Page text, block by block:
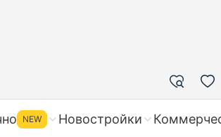
NEW Новостройки